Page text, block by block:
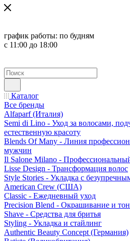
график работы: по будням
с 11:00 до 18:00
Каталог
Все бренды
Alfaparf (Италия)
Semi di Lino - Уход за волосами,
естественную красоту
Blends Of Many - Линия
мужчин
Il Salone Milano -
Lisse Design - Трансформация волос
Style Stories - Укладка с
American Crew (США)
Classic - Ежедневный уход
Precision Blend - Окрашивание и
Shave - Средства для бритья
Styling - Укладка и стайлинг
Authentic Beauty Concept (Германия)